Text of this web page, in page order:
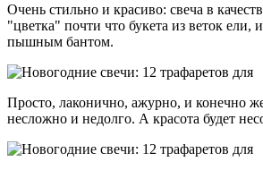
Очень стильно и красиво: свеча в
"цветка" почти что букета из веток ели,
пышным бантом.
Просто, лаконично, ажурно, и конечно
несложно и недолго. А красота будет